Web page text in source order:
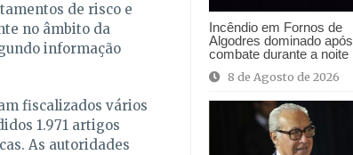
Incêndio em Fornos de
Algodres dominado após
combate durante a noite
8 de Agosto de 2026
de risco e
no âmbito da
informação
fiscalizados vários
1.971 artigos
As autoridades